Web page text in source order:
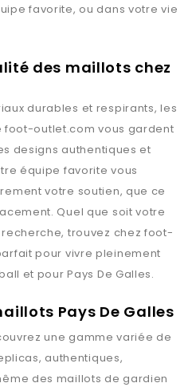
favorite, ou dans votre vie
des maillots chez
durables et respirants, les
foot-outlet.com vous gardent
designs authentiques et
équipe favorite vous
votre soutien, que ce
Quel que soit votre
trouvez chezfoot-
pour vivre pleinement
et pourPays De Galles.
Pays De Galles
une gamme variée de
authentiques,
des maillots de gardien